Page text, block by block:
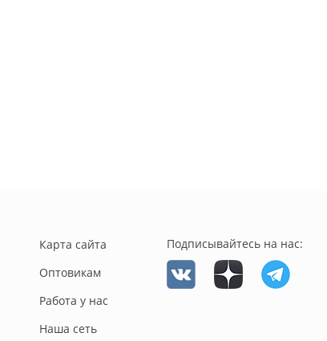
Карта сайта
Оптовикам
Работа у нас
Наша сеть
Подписывайтесь на нас: